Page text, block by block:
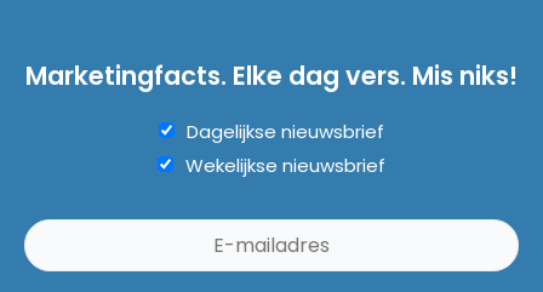
Marketingfacts. Elke dag vers. Mis niks!
Dagelijkse nieuwsbrief
Wekelijkse nieuwsbrief